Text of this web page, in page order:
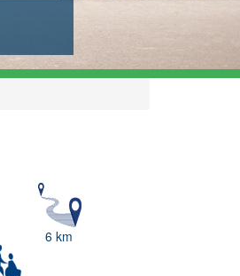
6 km